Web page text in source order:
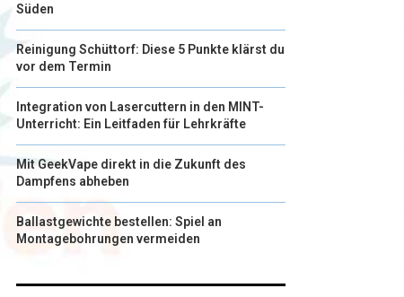
Süden
Reinigung Schüttorf: Diese 5 Punkte klärst du
vor dem Termin
Integration von Lasercuttern in den MINT-
Unterricht: Ein Leitfaden für Lehrkräfte
Mit GeekVape direkt in die Zukunft des
Dampfens abheben
Ballastgewichte bestellen: Spiel an
Montagebohrungen vermeiden